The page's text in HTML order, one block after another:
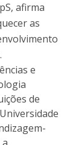
afirma
as
e
de